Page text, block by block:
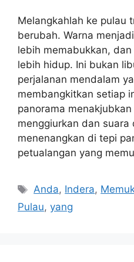
Melangkahlah ke pulau
berubah. Warna
lebih memabukkan,
lebih hidup. Ini bukan
perjalanan mendalam
membangkitkan setiap
panorama
menggiurkan dan
menenangkan di tepi
petualangan yang
Tags
Anda, Indera,
Pulau, yang